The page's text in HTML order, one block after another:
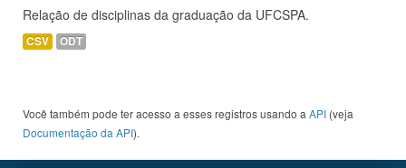
Relação de disciplinas da graduação da UFCSPA.
CSV ODT
Você também pode ter acesso a esses registros usando a API (veja
Documentação da API).